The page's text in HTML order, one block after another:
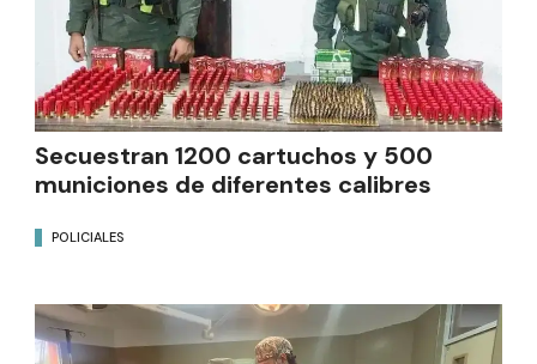
Secuestran 1200 cartuchos y 500
municiones de diferentes calibres
POLICIALES